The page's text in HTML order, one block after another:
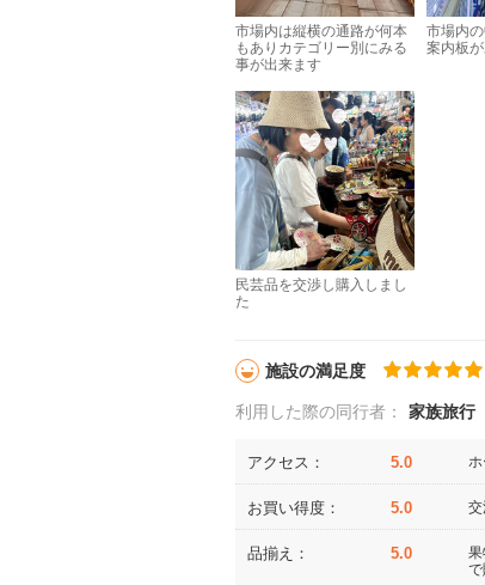
市場内は縦横の通路が何本
もありカテゴリー別にみる
事が出来ます
市場内
案内板
民芸品を交渉し購入しまし
た
施設の満足度
利用した際の同行者： 家族旅行
アクセス： 5.0
お買い得度： 5.0
品揃え： 5.0